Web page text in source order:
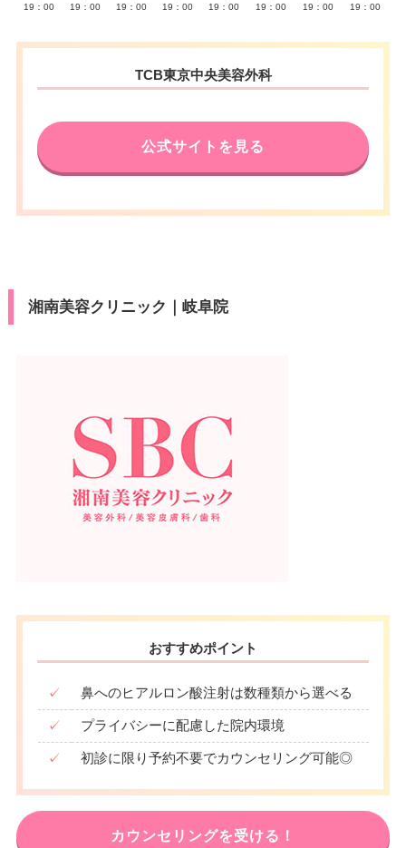
19：00
19：00
19：00
19：00
19：00
19：00
19：00
19：00
TCB東京中央美容外科
公式サイトを見る
湘南美容クリニック｜岐阜院
おすすめポイント
✓ 鼻へのヒアルロン酸注射は数種類から選べる
✓ プライバシーに配慮した院内環境
✓ 初診に限り予約不要でカウンセリング可能◎
カウンセリングを受ける！